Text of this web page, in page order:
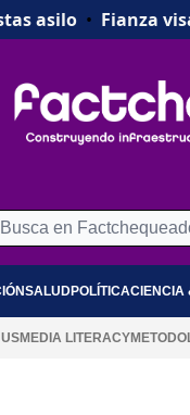
asilo• Fianza
SALUDPOLÍTICACIENCIA
MEDIA LITERACY